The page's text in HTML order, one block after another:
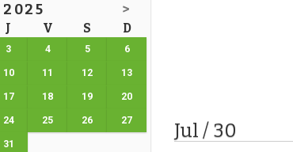
>
J V S D
3 4 5 6
10 11 12 13
17 18 19 20
24 25 26 27
31
Jul / 30